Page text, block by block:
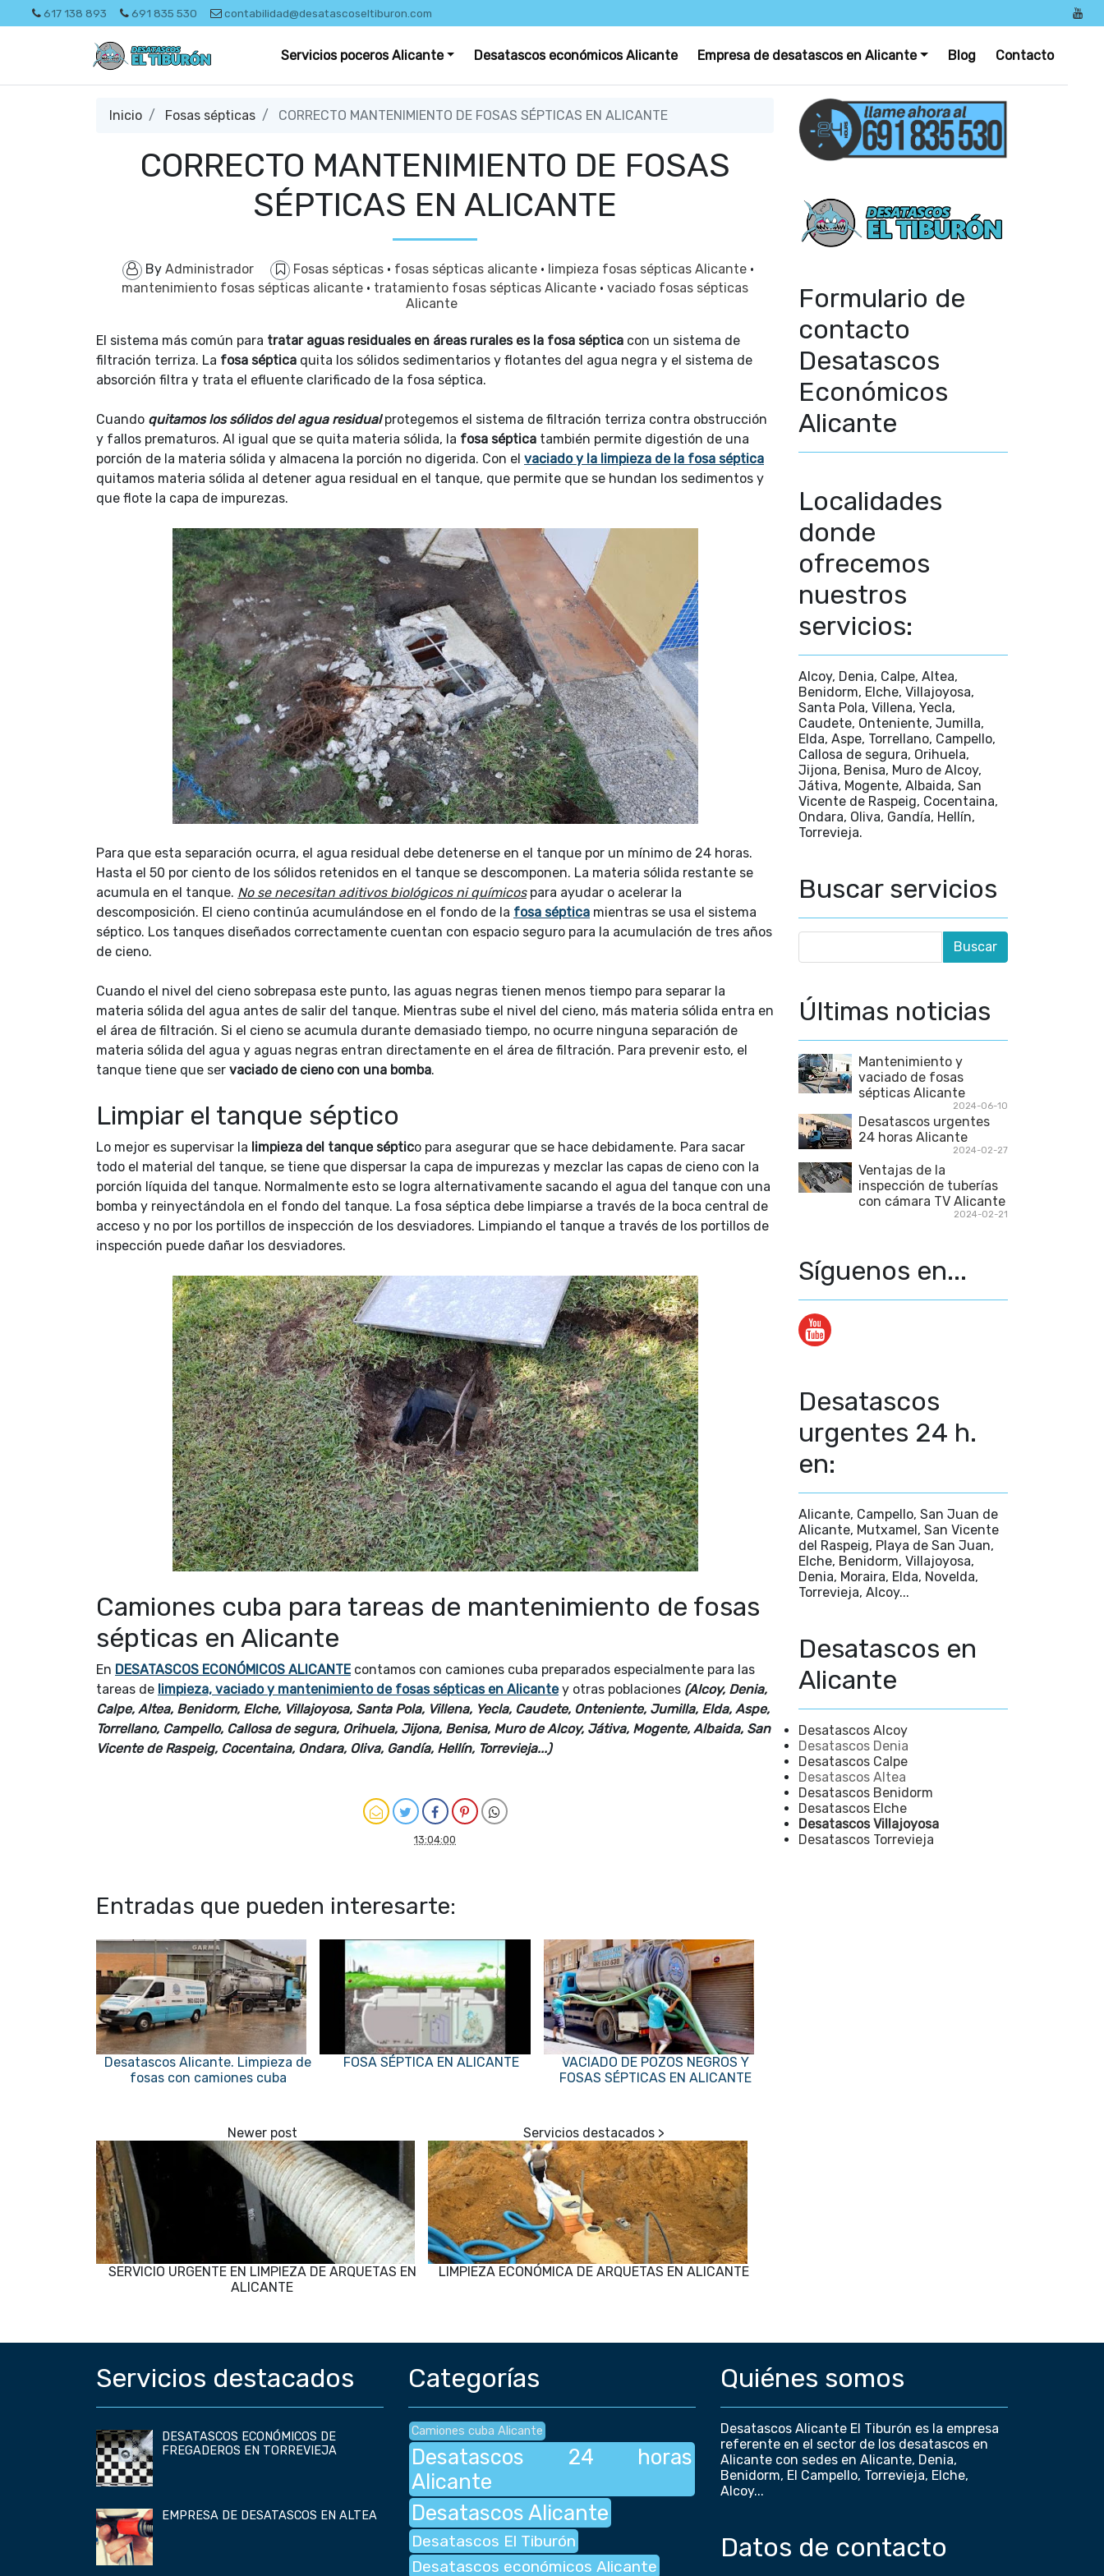
617 138 893 691 835 530 contabilidad@desatascoseltiburon.com
Servicios poceros Alicante Desatascos económicos Alicante Empresa de desatascos en Alicante Blog Contacto
Inicio Fosas sépticas CORRECTO MANTENIMIENTO DE FOSAS SÉPTICAS EN ALICANTE
CORRECTO MANTENIMIENTO DE FOSAS
SÉPTICAS EN ALICANTE
By Administrador Fosas sépticas · fosas sépticas alicante · limpieza fosas sépticas Alicante ·
mantenimiento fosas sépticas alicante · tratamiento fosas sépticas Alicante · vaciado fosas sépticas
Alicante
El sistema más común para tratar aguas residuales en áreas rurales es la fosa séptica con un sistema de
filtración terriza. La fosa séptica quita los sólidos sedimentarios y flotantes del agua negra y el sistema de
absorción filtra y trata el efluente clarificado de la fosa séptica.
Cuando quitamos los sólidos del agua residualprotegemos el sistema de filtración terriza contra obstrucción
y fallos prematuros. Al igual que se quita materia sólida, la fosa séptica también permite digestión de una
porción de la materia sólida y almacena la porción no digerida. Con el vaciado y la limpieza de la fosa séptica
quitamos materia sólida al detener agua residual en el tanque, que permite que se hundan los sedimentos y
que flote la capa de impurezas.
Para que esta separación ocurra, el agua residual debe detenerse en el tanque por un mínimo de 24 horas.
Hasta el 50 por ciento de los sólidos retenidos en el tanque se descomponen. La materia sólida restante se
acumula en el tanque. No se necesitan aditivos biológicos ni químicospara ayudar o acelerar la
descomposición. El cieno continúa acumulándose en el fondo de la fosa séptica mientras se usa el sistema
séptico. Los tanques diseñados correctamente cuentan con espacio seguro para la acumulación de tres años
de cieno.
Cuando el nivel del cieno sobrepasa este punto, las aguas negras tienen menos tiempo para separar la
materia sólida del agua antes de salir del tanque. Mientras sube el nivel del cieno, más materia sólida entra en
el área de filtración. Si el cieno se acumula durante demasiado tiempo, no ocurre ninguna separación de
materia sólida del agua y aguas negras entran directamente en el área de filtración. Para prevenir esto, el
tanque tiene que ser vaciado de cieno con una bomba.
Limpiar el tanque séptico
Lo mejor es supervisar la limpieza del tanque séptico para asegurar que se hace debidamente. Para sacar
todo el material del tanque, se tiene que dispersar la capa de impurezas y mezclar las capas de cieno con la
porción líquida del tanque. Normalmente esto se logra alternativamente sacando el agua del tanque con una
bomba y reinyectándola en el fondo del tanque. La fosa séptica debe limpiarse a través de la boca central de
acceso y no por los portillos de inspección de los desviadores. Limpiando el tanque a través de los portillos de
inspección puede dañar los desviadores.
Camiones cuba para tareas de mantenimiento de fosas
sépticas en Alicante
En DESATASCOS ECONÓMICOS ALICANTE contamos con camiones cuba preparados especialmente para las
tareas de limpieza, vaciado y mantenimiento de fosas sépticas en Alicantey otras poblaciones (Alcoy, Denia,
Calpe, Altea, Benidorm, Elche, Villajoyosa, Santa Pola, Villena, Yecla, Caudete, Onteniente, Jumilla, Elda, Aspe,
Torrellano, Campello, Callosa de segura, Orihuela, Jijona, Benisa, Muro de Alcoy, Játiva, Mogente, Albaida, San
Vicente de Raspeig, Cocentaina, Ondara, Oliva, Gandía, Hellín, Torrevieja...)
13:04:00
Entradas que pueden interesarte:
Desatascos Alicante. Limpieza de
fosas con camiones cuba
FOSA SÉPTICA EN ALICANTE
VACIADO DE POZOS NEGROS Y
FOSAS SÉPTICAS EN ALICANTE
SERVICIO URGENTE EN LIMPIEZA DE ARQUETAS EN
ALICANTE
LIMPIEZA ECONÓMICA DE ARQUETAS EN ALICANTE
Formulario de
contacto
Desatascos
Económicos
Alicante
Localidades
donde
ofrecemos
nuestros
servicios:
Alcoy, Denia, Calpe, Altea,
Benidorm, Elche, Villajoyosa,
Santa Pola, Villena, Yecla,
Caudete, Onteniente, Jumilla,
Elda, Aspe, Torrellano, Campello,
Callosa de segura, Orihuela,
Jijona, Benisa, Muro de Alcoy,
Játiva, Mogente, Albaida, San
Vicente de Raspeig, Cocentaina,
Ondara, Oliva, Gandía, Hellín,
Torrevieja.
Buscar servicios
Últimas noticias
Mantenimiento y
vaciado de fosas
sépticas Alicante
2024-06-10
Desatascos urgentes
24 horas Alicante
2024-02-27
Ventajas de la
inspección de tuberías
con cámara TV Alicante
2024-02-21
Síguenos en...
Desatascos
urgentes 24 h.
en:
Alicante, Campello, San Juan de
Alicante, Mutxamel, San Vicente
del Raspeig, Playa de San Juan,
Elche, Benidorm, Villajoyosa,
Denia, Moraira, Elda, Novelda,
Torrevieja, Alcoy...
Desatascos en
Alicante
Desatascos Alcoy
Desatascos Denia
Desatascos Calpe
Desatascos Altea
Desatascos Benidorm
Desatascos Elche
Desatascos Villajoyosa
Desatascos Torrevieja
Servicios destacados
DESATASCOS ECONÓMICOS DE
FREGADEROS EN TORREVIEJA
EMPRESA DE DESATASCOS EN ALTEA
Categorías
Camiones cuba Alicante
Desatascos 24 horas
Alicante
Desatascos Alicante
Desatascos El Tiburón
Desatascos económicos Alicante
Quiénes somos
Desatascos Alicante El Tiburón es la empresa
referente en el sector de los desatascos en
Alicante con sedes en Alicante, Denia,
Benidorm, El Campello, Torrevieja, Elche,
Alcoy...
Datos de contacto